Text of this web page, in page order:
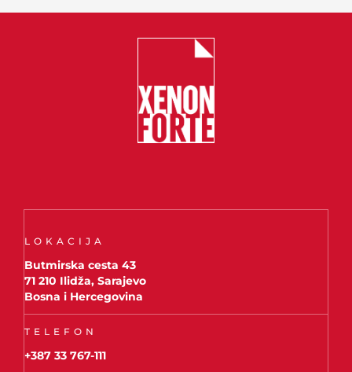
LOKACIJA
Butmirska cesta 43
71 210 Ilidža, Sarajevo
Bosna i Hercegovina
TELEFON
+387 33 767-111